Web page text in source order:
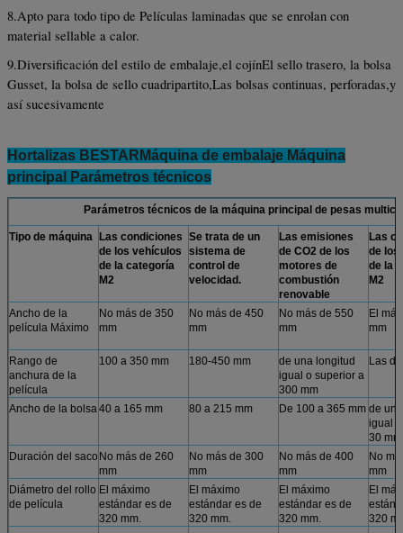
8.Apto para todo tipo de Películas laminadas que se enrolan con
material sellable a calor.
9.Diversificación del estilo de embalaje,el cojínEl sello trasero, la bolsa
Gusset, la bolsa de sello cuadripartito,Las bolsas continuas, perforadas,y
así sucesivamente
Hortalizas BESTAR Máquina de embalaje Máquina
principal Parámetros técnicos
Parámetros técnicos de la máquina principal de pesas
Tipo de máquina
Las condiciones
de los vehículos
de la categoría
M2
Se trata de un
sistema de
control de
velocidad.
Las emisiones
de CO2 de los
motores de
combustión
renovable
Las
de los
de la
M2
Ancho de la
película Máximo
No más de 350
mm
No más de 450
mm
No más de 550
mm
El
mm
Rango de
anchura de la
película
100 a 350 mm 180-450 mm
de una longitud
igual o superior a
300 mm
Las
Ancho de la bolsa40 a 165 mm 80 a 215 mm De 100 a 365 mm de
igual
30 mm
Duración del saco No más de 260
mm
No más de 300
mm
No más de 400
mm
No
mm
Diámetro del rollo
de película
El máximo
estándar es de
320 mm.
El máximo
estándar es de
320 mm.
El máximo
estándar es de
320 mm.
El
320